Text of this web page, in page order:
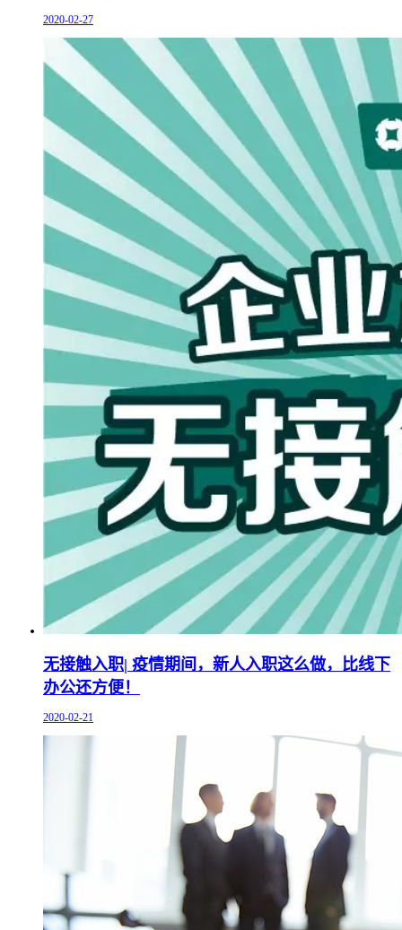
2020-02-27
无接触入职| 疫情期间，新人入职这么做，比线下
办公还方便！
2020-02-21